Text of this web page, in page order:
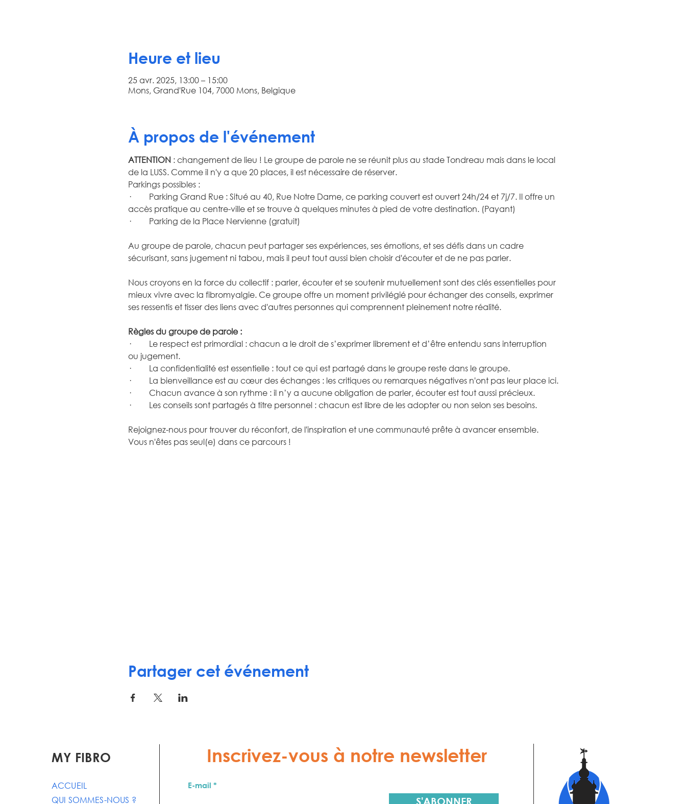
Heure et lieu
25 avr. 2025, 13:00 – 15:00
Mons, Grand'Rue 104, 7000 Mons, Belgique
À propos de l'événement
ATTENTION : changement de lieu ! Le groupe de parole ne se réunit plus au stade Tondreau mais dans le local
de la LUSS. Comme il n'y a que 20 places, il est nécessaire de réserver.
Parkings possibles :
·         Parking Grand Rue : Situé au 40, Rue Notre Dame, ce parking couvert est ouvert 24h/24 et 7j/7. Il offre un
accès pratique au centre-ville et se trouve à quelques minutes à pied de votre destination. (Payant)
·         Parking de la Place Nervienne (gratuit)
Au groupe de parole, chacun peut partager ses expériences, ses émotions, et ses défis dans un cadre
sécurisant, sans jugement ni tabou, mais il peut tout aussi bien choisir d'écouter et de ne pas parler.
Nous croyons en la force du collectif : parler, écouter et se soutenir mutuellement sont des clés essentielles pour
mieux vivre avec la fibromyalgie. Ce groupe offre un moment privilégié pour échanger des conseils, exprimer
ses ressentis et tisser des liens avec d'autres personnes qui comprennent pleinement notre réalité.
Règles du groupe de parole :
·         Le respect est primordial : chacun a le droit de s’exprimer librement et d’être entendu sans interruption
ou jugement.
·         La confidentialité est essentielle : tout ce qui est partagé dans le groupe reste dans le groupe.
·         La bienveillance est au cœur des échanges : les critiques ou remarques négatives n'ont pas leur place ici.
·         Chacun avance à son rythme : il n’y a aucune obligation de parler, écouter est tout aussi précieux.
·         Les conseils sont partagés à titre personnel : chacun est libre de les adopter ou non selon ses besoins.
Rejoignez-nous pour trouver du réconfort, de l'inspiration et une communauté prête à avancer ensemble.
Vous n'êtes pas seul(e) dans ce parcours !
Partager cet événement
MY FIBRO
ACCUEIL
QUI SOMMES-NOUS ?
Inscrivez-vous à notre newsletter
E-mail
S'ABONNER